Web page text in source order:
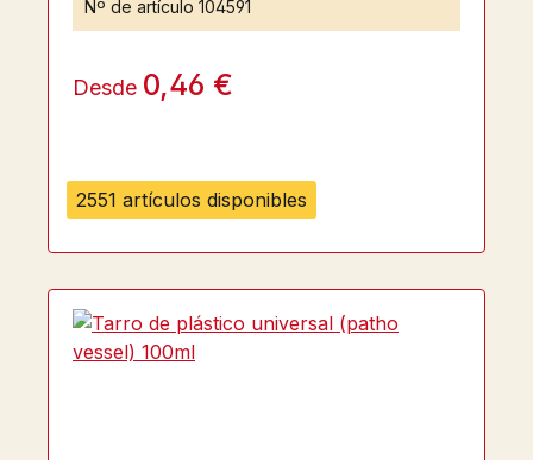
2551 artículos disponibles
Nº de artículo 104591
Desde 0,46 €